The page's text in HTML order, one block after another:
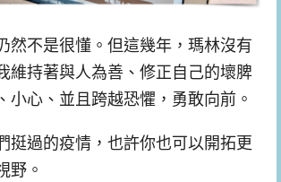
然不是很懂。但這幾年，瑪林沒有
維持著與人為善、修正自己的壞脾
小心、並且跨越恐懼，勇敢向前。
挺過的疫情，也許你也可以開拓更
野。